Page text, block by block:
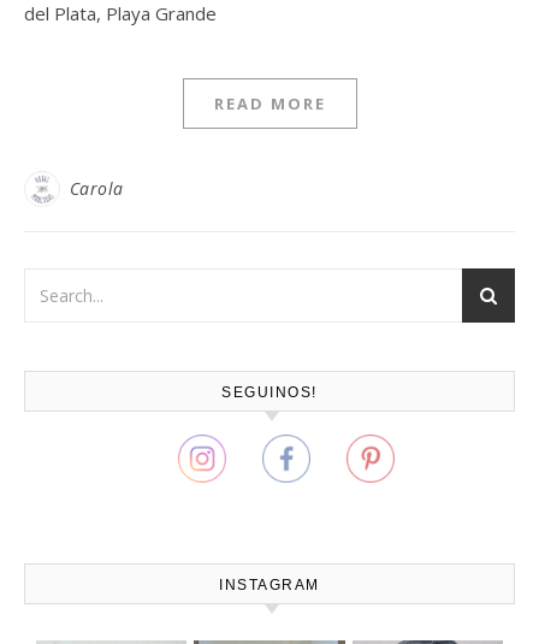
del Plata, Playa Grande
READ MORE
Carola
SEGUINOS!
INSTAGRAM